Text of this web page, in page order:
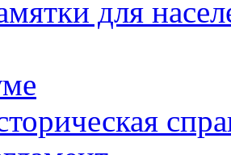
для